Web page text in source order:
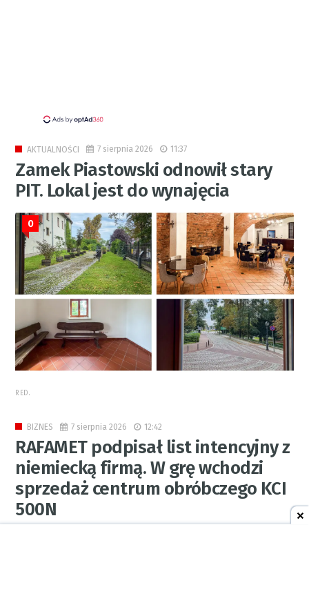
AKTUALNOŚCI 7 sierpnia 2026 11:37
Zamek Piastowski odnowił stary
PIT. Lokal jest do wynajęcia
0
RED.
BIZNES 7 sierpnia 2026 12:42
RAFAMET podpisał list intencyjny z
niemiecką firmą. W grę wchodzi
sprzedaż centrum obróbczego KCI
500N